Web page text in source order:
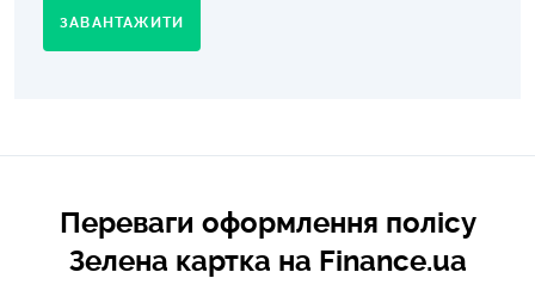
ЗАВАНТАЖИТИ
Переваги оформлення полісу
Зелена картка на Finance.ua